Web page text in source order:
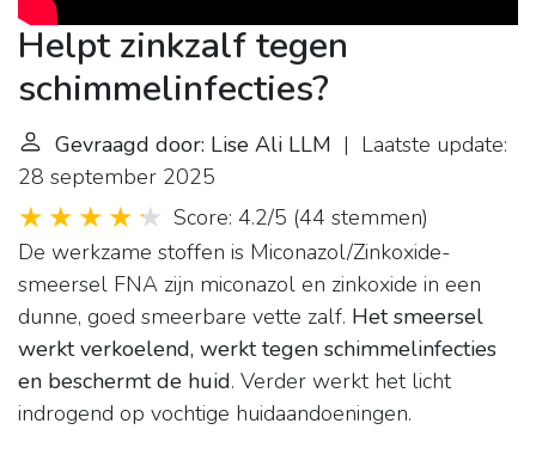
Helpt zinkzalf tegen
schimmelinfecties?
Gevraagd door: Lise Ali LLM | Laatste update:
28 september 2025
Score: 4.2/5 (44 stemmen)
De werkzame stoffen is Miconazol/Zinkoxide-
smeersel FNA zijn miconazol en zinkoxide in een
dunne, goed smeerbare vette zalf. Het smeersel
werkt verkoelend, werkt tegen schimmelinfecties
en beschermt de huid. Verder werkt het licht
indrogend op vochtige huidaandoeningen.